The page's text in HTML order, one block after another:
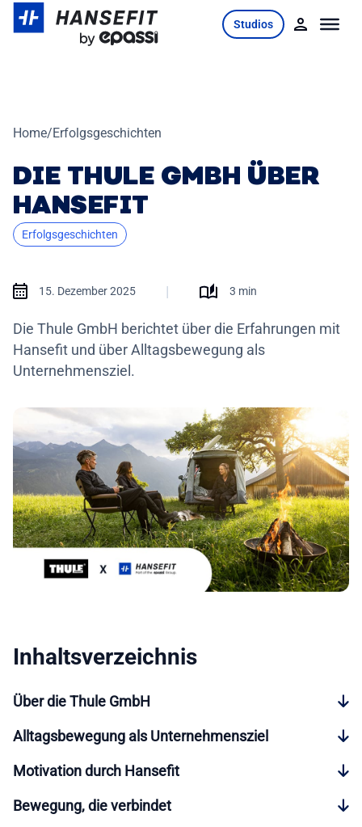
Studios
Home/Erfolgsgeschichten
DIE THULE GMBH ÜBER
HANSEFIT
Erfolgsgeschichten
15. Dezember 2025 | 3 min
Die Thule GmbH berichtet über die Erfahrungen mit
Hansefit und über Alltagsbewegung als
Unternehmensziel.
Inhaltsverzeichnis
Über die Thule GmbH
Alltagsbewegung als Unternehmensziel
Motivation durch Hansefit
Bewegung, die verbindet